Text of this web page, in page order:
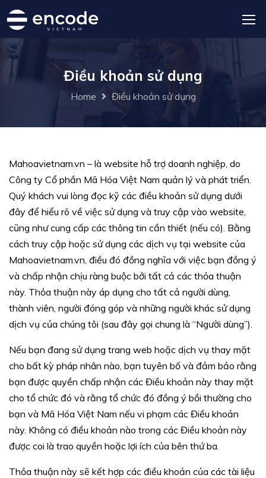
Điều khoản sử dụng
Home Điều khoản sử dụng
Mahoavietnam.vn – là website hỗ trợ doanh nghiệp, do
Công ty Cổ phần Mã Hóa Việt Nam quản lý và phát triển.
Quý khách vui lòng đọc kỹ các điều khoản sử dụng dưới
đây để hiểu rõ về việc sử dụng và truy cập vào website,
cũng như cung cấp các thông tin cần thiết (nếu có). Bằng
cách truy cập hoặc sử dụng các dịch vụ tại website của
Mahoavietnam.vn, điều đó đồng nghĩa với việc bạn đồng ý
và chấp nhận chịu ràng buộc bởi tất cả các thỏa thuận
này. Thỏa thuận này áp dụng cho tất cả người dùng,
thành viên, người đóng góp và những người khác sử dụng
dịch vụ của chúng tôi (sau đây gọi chung là “Người dùng”).
Nếu bạn đang sử dụng trang web hoặc dịch vụ thay mặt
cho bất kỳ pháp nhân nào, bạn tuyên bố và đảm bảo rằng
bạn được quyền chấp nhận các Điều khoản này thay mặt
cho tổ chức đó và rằng tổ chức đó đồng ý bồi thường cho
bạn và Mã Hóa Việt Nam nếu vi phạm các Điều khoản
này. Không có điều khoản nào trong các Điều khoản này
được coi là trao quyền hoặc lợi ích của bên thứ ba.
Thỏa thuận này sẽ kết hợp các điều khoản của các tài liệu